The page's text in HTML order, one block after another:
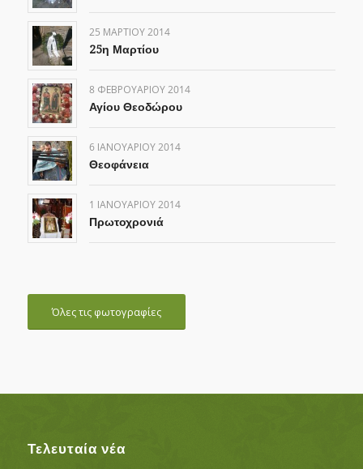
25 ΜΑΡΤΊΟΥ 2014
25η Μαρτίου
8 ΦΕΒΡΟΥΑΡΊΟΥ 2014
Αγίου Θεοδώρου
6 ΙΑΝΟΥΑΡΊΟΥ 2014
Θεοφάνεια
1 ΙΑΝΟΥΑΡΊΟΥ 2014
Πρωτοχρονιά
Όλες τις φωτογραφίες
Τελευταία νέα